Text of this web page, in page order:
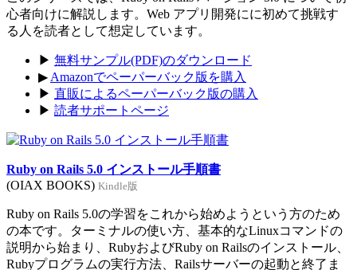
心者向けに解説します。Web アプリ開発にに初めて挑戦す
る人を読者として想定しています。
▶ 無料サンプル(PDF)のダウンロード
▶ Amazonでペーパーバック版を購入
▶ 直販によるペーパーバック版の購入
▶ 読者サポートページ
Ruby on Rails 5.0 インストール手順書
(OIAX BOOKS) Kindle版
Ruby on Rails 5.0の学習をこれから始めようという方のため
の本です。ターミナルの使い方、基本的なLinuxコマンドの
説明から始まり、RubyおよびRuby on Railsのインストール、
Rubyプログラムの実行方法、Railsサーバーの起動と終了ま